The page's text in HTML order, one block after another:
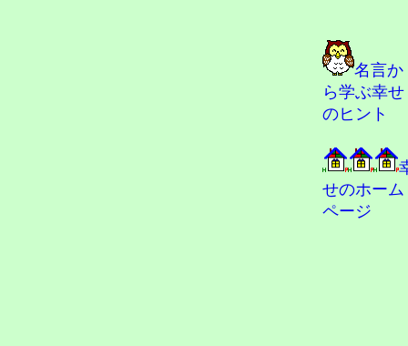
名言か
ら学ぶ幸せ
のヒント
せのホーム
ページ